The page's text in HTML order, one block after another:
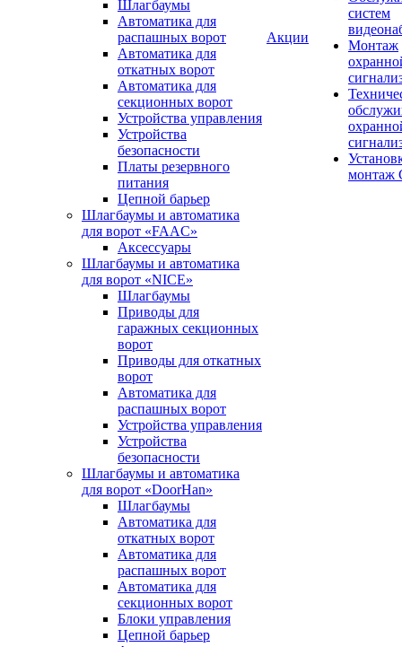
Шлагбаумы
Автоматика для
распашных ворот
Автоматика для
откатных ворот
Автоматика для
секционных ворот
Устройства управления
Устройства
безопасности
Платы резервного
питания
Цепной барьер
Шлагбаумы и автоматика
для ворот «FAAC»
Аксессуары
Шлагбаумы и автоматика
для ворот «NICE»
Шлагбаумы
Приводы для
гаражных секционных
ворот
Приводы для откатных
ворот
Автоматика для
распашных ворот
Устройства управления
Устройства
безопасности
Шлагбаумы и автоматика
для ворот «DoorHan»
Шлагбаумы
Автоматика для
откатных ворот
Автоматика для
распашных ворот
Автоматика для
секционных ворот
Блоки управления
Цепной барьер
Акции
систем
Монтаж
монтаж